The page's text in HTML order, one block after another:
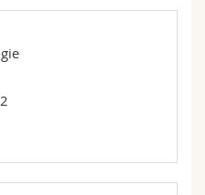
de la formation